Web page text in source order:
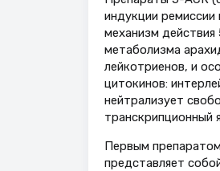
индукции
механизм действия
метаболизма
лейкотриенов, и
цитокинов:
нейтрализует
транскрипционный
Первым
представляет